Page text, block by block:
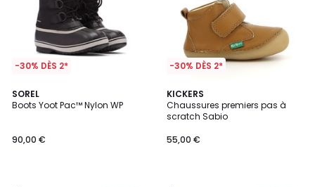
-30% DÈS 2*
SOREL
Boots Yoot Pac™ Nylon WP
90,00 €
5
/
3
Couleurs
-30% DÈS 2*
KICKERS
Chaussures premiers pas à
scratch Sabio
55,00 €
5
/
5
2
Couleurs